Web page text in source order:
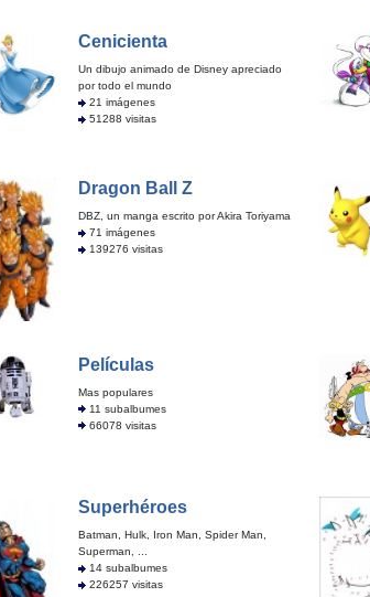
Cenicienta
Un dibujo animado de Disney apreciado
por todo el mundo
21 imágenes
51288 visitas
Dragon Ball Z
DBZ, un manga escrito por Akira Toriyama
71 imágenes
139276 visitas
Películas
Mas populares
11 subalbumes
66078 visitas
Superhéroes
Batman, Hulk, Iron Man, Spider Man,
Superman, ...
14 subalbumes
226257 visitas